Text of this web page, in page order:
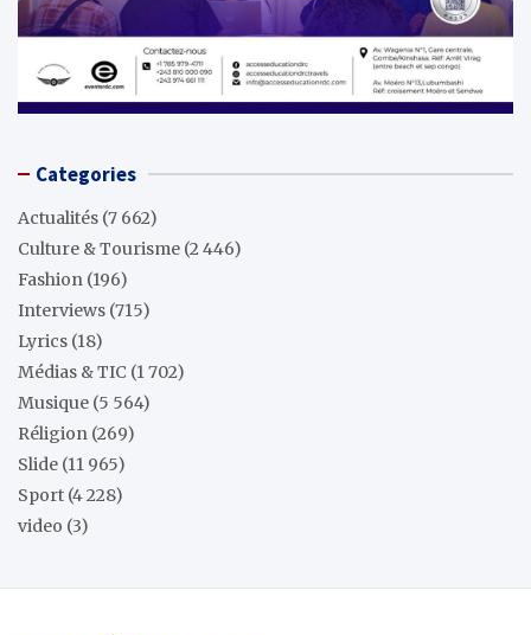
Categories
Actualités (7 662)
Culture & Tourisme (2 446)
Fashion (196)
Interviews (715)
Lyrics (18)
Médias & TIC (1 702)
Musique (5 564)
Réligion (269)
Slide (11 965)
Sport (4 228)
video (3)